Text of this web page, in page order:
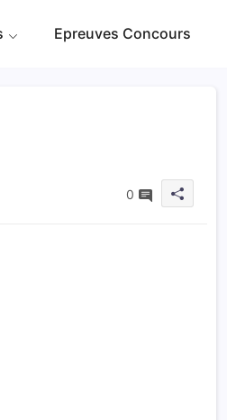
Epreuves Concours
0